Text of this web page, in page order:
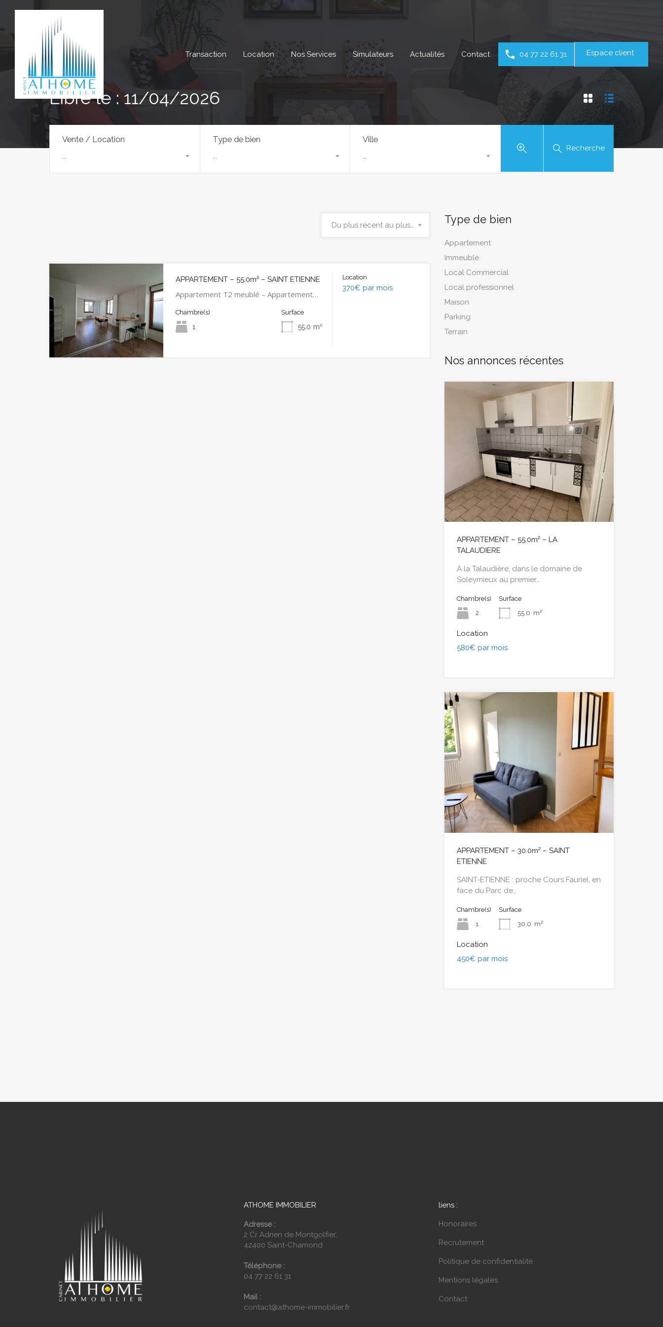
Transaction Location Nos Services Simulateurs Actualités Contact 04 77 22 61 31 Espace client
Libre le : 11/04/2026
Vente / Location Type de bien Ville
Recherche
Du plus récent au plus ancien
APPARTEMENT – 55.0m² – SAINT ETIENNE
Appartement T2 meublé – Appartement…
Chambre(s)
1
Surface
55.0 m²
Location
370€ par mois
Type de bien
Appartement
Immeuble
Local Commercial
Local professionnel
Maison
Parking
Terrain
Nos annonces récentes
APPARTEMENT – 55.0m² – LA
TALAUDIERE
A la Talaudière, dans le domaine de
Soleymieux au premier…
Chambre(s)
2
Surface
55.0 m²
Location
580€ par mois
APPARTEMENT – 30.0m² – SAINT
ETIENNE
SAINT-ETIENNE : proche Cours Fauriel, en
face du Parc de…
Chambre(s)
1
Surface
30.0 m²
Location
450€ par mois
ATHOME IMMOBILIER
Adresse :
2 Cr Adrien de Montgolfier,
42400 Saint-Chamond
Téléphone :
04 77 22 61 31
Mail :
contact@athome-immobilier.fr
liens :
Honoraires
Recrutement
Politique de confidentialité
Mentions légales
Contact